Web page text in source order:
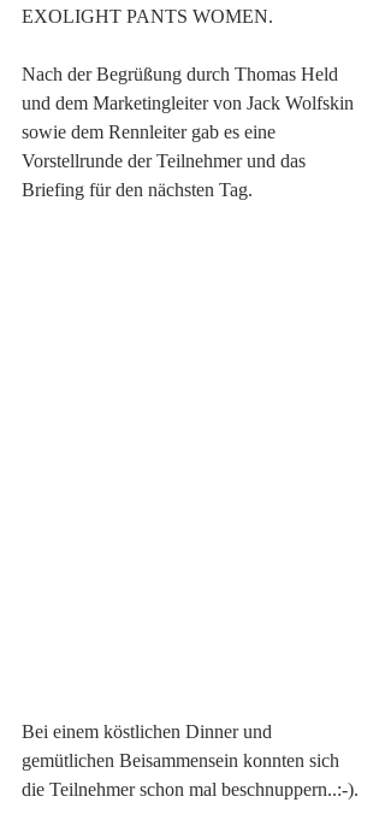
EXOLIGHT PANTS WOMEN.
Nach der Begrüßung durch Thomas Held
und dem Marketingleiter von Jack Wolfskin
sowie dem Rennleiter gab es eine
Vorstellrunde der Teilnehmer und das
Briefing für den nächsten Tag.
Bei einem köstlichen Dinner und
gemütlichen Beisammensein konnten sich
die Teilnehmer schon mal beschnuppern..:-).